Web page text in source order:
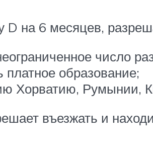
D на 6 месяцев,
число
платное образование;
Хорватию, Румынии,
въезжать и